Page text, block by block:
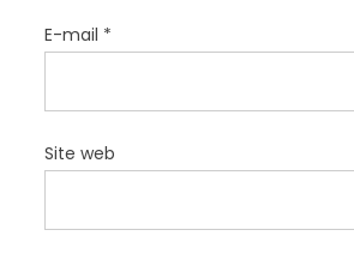
E-mail *
Site web